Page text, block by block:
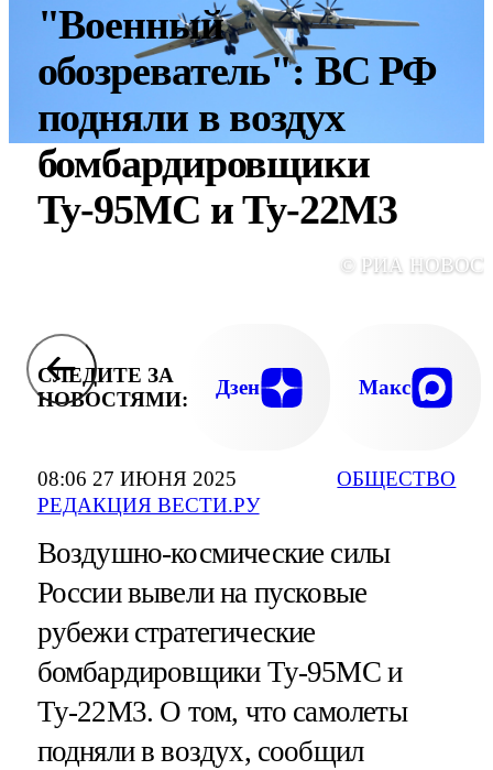
08:06 27 ИЮНЯ 2025
РЕДАКЦИЯ ВЕСТИ.РУ
ОБЩЕСТВО
"Военный
обозреватель": ВС РФ
подняли в воздух
бомбардировщики
Ту-95МС и Ту-22М3
© РИА
СЛЕДИТЕ ЗА
НОВОСТЯМИ:
Дзен Макс
Воздушно-космические силы
России вывели на пусковые
рубежи стратегические
бомбардировщики Ту-95МС и
Ту-22М3. О том, что самолеты
подняли в воздух, сообщил